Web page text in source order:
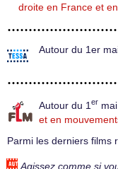
droite en France et
Autour du 1er
Autour du 1 er
et en
Parmi les derniers films
Agissez comme si